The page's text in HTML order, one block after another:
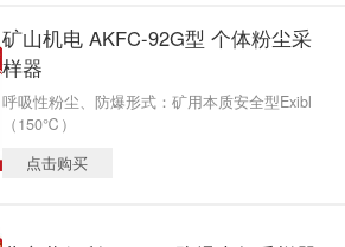
矿山机电 AKFC-92G型 个体粉尘采
样器
呼吸性粉尘、防爆形式：矿用本质安全型Exibl
（150℃）
点击购买